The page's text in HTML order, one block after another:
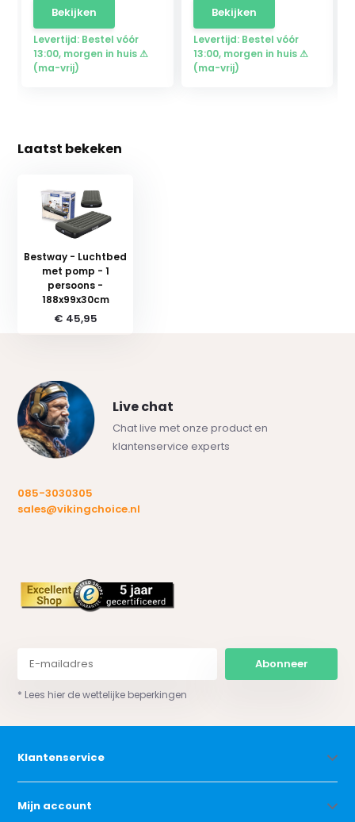
Bekijken
Levertijd: Bestel vóór
13:00, morgen in huis ⚠
(ma-vrij)
Bekijken
Levertijd: Bestel vóór
13:00, morgen in huis ⚠
(ma-vrij)
Laatst bekeken
Bestway - Luchtbed
met pomp - 1
persoons -
188x99x30cm
€ 45,95
Live chat
Chat live met onze product en
klantenservice experts
085-3030305
sales@vikingchoice.nl
Abonneer
* Lees hier de wettelijke beperkingen
Klantenservice
Mijn account